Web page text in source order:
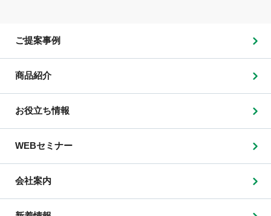
ご提案事例
商品紹介
お役立ち情報
WEBセミナー
会社案内